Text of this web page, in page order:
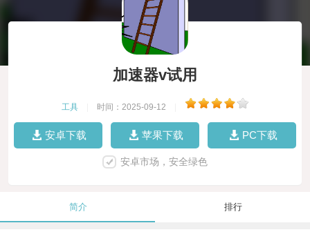
加速器v试用
工具 时间：2025-09-12
安卓下载 苹果下载 PC下载
安卓市场，安全绿色
简介 排行